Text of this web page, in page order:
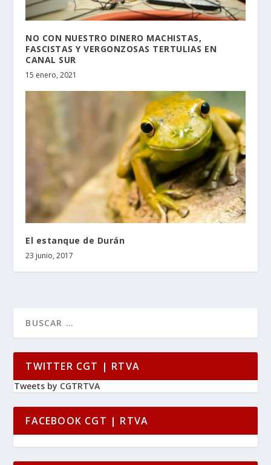
NO CON NUESTRO DINERO MACHISTAS,
FASCISTAS Y VERGONZOSAS TERTULIAS EN
CANAL SUR
15 enero, 2021
El estanque de Durán
23 junio, 2017
TWITTER CGT | RTVA
Tweets by CGTRTVA
FACEBOOK CGT | RTVA